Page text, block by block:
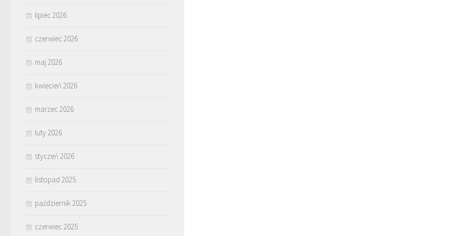
lipiec 2026
czerwiec 2026
maj 2026
kwiecień 2026
marzec 2026
luty 2026
styczeń 2026
listopad 2025
październik 2025
czerwiec 2025